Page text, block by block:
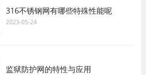
316不锈钢网有哪些特殊性能呢
2023-05-24
监狱防护网的特性与应用